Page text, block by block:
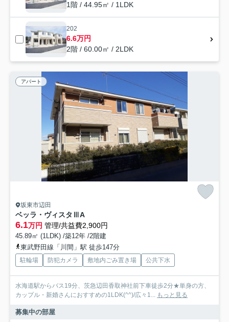
1階 / 44.95㎡ / 1LDK
202
6.6万円
2階 / 60.00㎡ / 2LDK
アパート
坂東市辺田
ベッラ・ヴィスタⅢA
6.1万円 管理/共益費2,900円
45.89㎡ (1LDK) /築12年 /2階建
東武野田線「川間」駅 徒歩147分
駐輪場 防犯カメラ 敷地内ごみ置き場 公共下水
水海道駅からバス19分、茨急辺田香取神社前下車徒歩2分★単身の方、
カップル・新婚さんにおすすめの1LDK(^^)/広々1... もっと見る
募集中の部屋